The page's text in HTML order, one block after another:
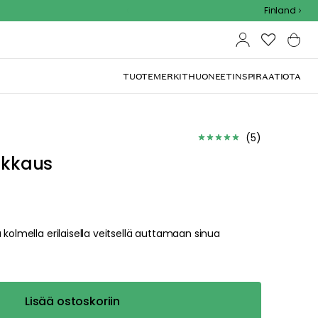
Outdoor Sale - 15% EXTRA alennus koodilla
Finland
TUOTEMERKITHUONEETINSPIRAATIOTA
(5)
erilaisella veitsellä auttamaan sinua
Lisää ostoskoriin